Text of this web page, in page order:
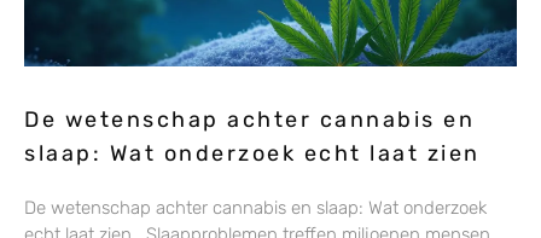
De wetenschap achter cannabis en
slaap: Wat onderzoek echt laat zien
De wetenschap achter cannabis en slaap: Wat onderzoek